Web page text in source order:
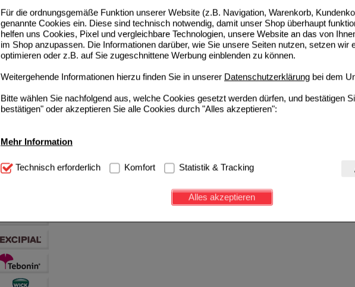
Für die ordnungsgemäße Funktion unserer Website (z.B. Navigation, Warenkorb,
genannte Cookies ein. Diese sind technisch notwendig, damit unser Shop überhaupt
helfen uns Cookies, Pixel und vergleichbare Technologien, unsere Website an das von
im Shop anzupassen. Die Informationen darüber, wie Sie unsere Seiten nutzen, setzen wir
optimieren oder z.B. auf Sie zugeschnittene Werbung einblenden zu können.
Weitergehende Informationen hierzu finden Sie in unserer Datenschutzerklärung bei dem
Bitte wählen Sie nachfolgend aus, welche Cookies gesetzt werden dürfen, und bestätigen
bestätigen" oder akzeptieren Sie alle Cookies durch "Alles akzeptieren":
Mehr Information
Technisch Notwendig: Hierbei handelt es sich um Cookies, die für die Grundfunktionen
notwendig sind (z.B. Navigation, Warenkorb, Kundenkonto), weshalb auf diese nicht
Diese Cookies werden genutzt um das Einkaufserlebnis noch ansprechender zu
beispielsweise für die Wiedererkennung des Besuchers oder unsere Seite an bevorzugte
sammeln, mit deren Hilfe wir unsere Website weiter für Sie optimieren können, den Inhalt
auch die Werbung auf Drittseiten möglichst relevant für Sie zu gestalten. Bitte beachten Sie,
teilweise an Dritte wie z.B. Google oder soziale Medien übertragen werden.
Technisch erforderlich Komfort Statistik & Tracking
Alles akzeptieren